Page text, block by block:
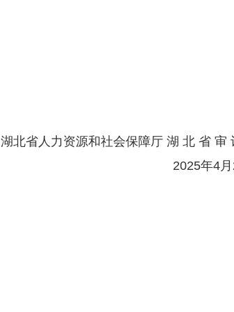
湖北省人力资源和社会保障厅 湖 北 省 审
2025年4